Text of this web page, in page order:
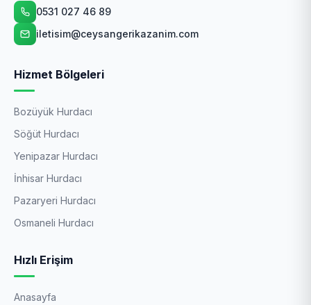
0531 027 46 89
iletisim@ceysangerikazanim.com
Hizmet Bölgeleri
Bozüyük Hurdacı
Söğüt Hurdacı
Yenipazar Hurdacı
İnhisar Hurdacı
Pazaryeri Hurdacı
Osmaneli Hurdacı
Hızlı Erişim
Anasayfa